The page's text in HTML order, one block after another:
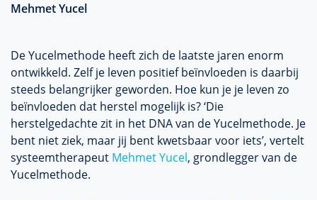
Mehmet Yucel
De Yucelmethode heeft zich de laatste jaren enorm
ontwikkeld. Zelf je leven positief beïnvloeden is daarbij
steeds belangrijker geworden. Hoe kun je je leven zo
beïnvloeden dat herstel mogelijk is? ‘Die
herstelgedachte zit in het DNA van de Yucelmethode. Je
bent niet ziek, maar jij bent kwetsbaar voor iets’, vertelt
systeemtherapeut Mehmet Yucel, grondlegger van de
Yucelmethode.